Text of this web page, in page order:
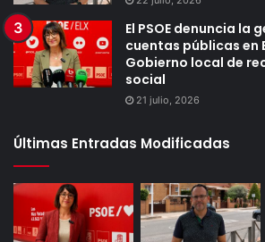
El PSOE denuncia la
cuentas públicas en
Gobierno local de
social
21 julio, 2026
Últimas Entradas Modificadas